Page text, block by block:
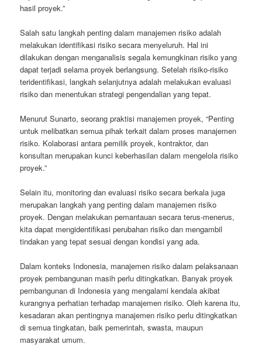
hasil proyek.”
Salah satu langkah penting dalam manajemen risiko adalah
melakukan identifikasi risiko secara menyeluruh. Hal ini
dilakukan dengan menganalisis segala kemungkinan risiko yang
dapat terjadi selama proyek berlangsung. Setelah risiko-risiko
teridentifikasi, langkah selanjutnya adalah melakukan evaluasi
risiko dan menentukan strategi pengendalian yang tepat.
Menurut Sunarto, seorang praktisi manajemen proyek, “Penting
untuk melibatkan semua pihak terkait dalam proses manajemen
risiko. Kolaborasi antara pemilik proyek, kontraktor, dan
konsultan merupakan kunci keberhasilan dalam mengelola risiko
proyek.”
Selain itu, monitoring dan evaluasi risiko secara berkala juga
merupakan langkah yang penting dalam manajemen risiko
proyek. Dengan melakukan pemantauan secara terus-menerus,
kita dapat mengidentifikasi perubahan risiko dan mengambil
tindakan yang tepat sesuai dengan kondisi yang ada.
Dalam konteks Indonesia, manajemen risiko dalam pelaksanaan
proyek pembangunan masih perlu ditingkatkan. Banyak proyek
pembangunan di Indonesia yang mengalami kendala akibat
kurangnya perhatian terhadap manajemen risiko. Oleh karena itu,
kesadaran akan pentingnya manajemen risiko perlu ditingkatkan
di semua tingkatan, baik pemerintah, swasta, maupun
masyarakat umum.